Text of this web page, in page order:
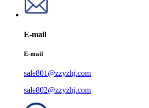
E-mail
E-mail
sale801@zzyzhj.com
sale802@zzyzhj.com